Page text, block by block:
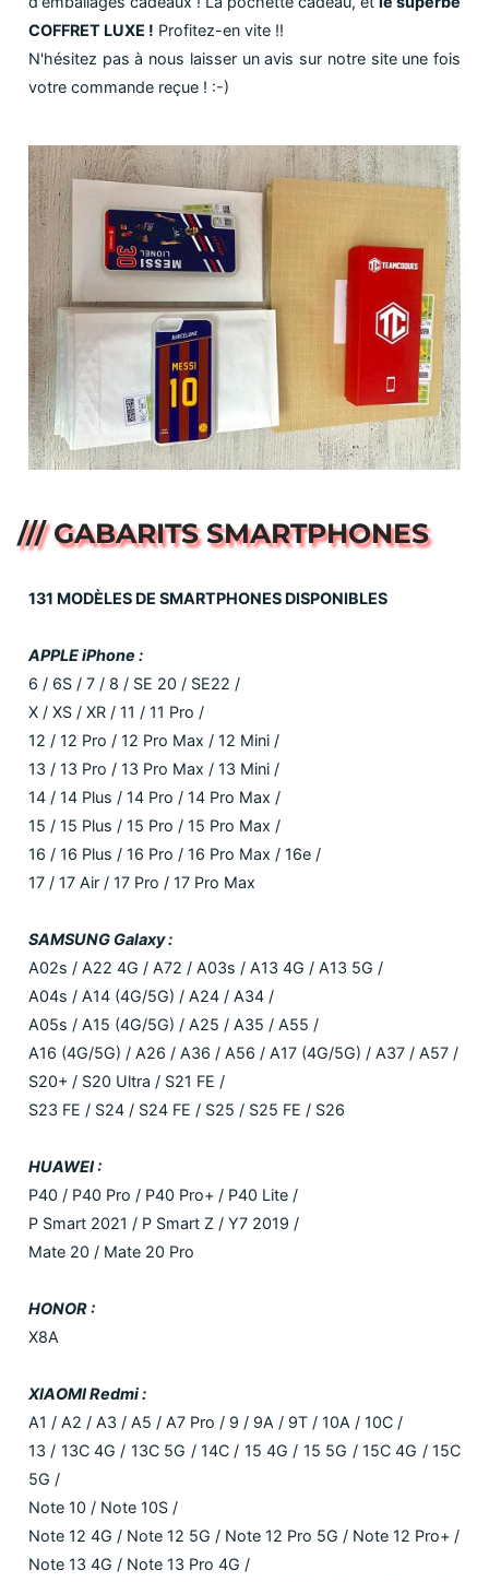
COFFRET LUXE ! Profitez-en vite !!
N'hésitez pas à nous laisser un avis sur notre site une fois
votre commande reçue ! :-)
/// GABARITS SMARTPHONES
131 MODÈLES DE SMARTPHONES DISPONIBLES
APPLE iPhone :
6 / 6S / 7 / 8 / SE 20 / SE22 /
X / XS / XR / 11 / 11 Pro /
12 / 12 Pro / 12 Pro Max / 12 Mini /
13 / 13 Pro / 13 Pro Max / 13 Mini /
14 / 14 Plus / 14 Pro / 14 Pro Max /
15 / 15 Plus / 15 Pro / 15 Pro Max /
16 / 16 Plus / 16 Pro / 16 Pro Max / 16e /
17 / 17 Air / 17 Pro / 17 Pro Max
SAMSUNG Galaxy :
A02s / A22 4G / A72 / A03s / A13 4G / A13 5G /
A04s / A14 (4G/5G) / A24 / A34 /
A05s / A15 (4G/5G) / A25 / A35 / A55 /
A16 (4G/5G) / A26 / A36 / A56 / A17 (4G/5G) / A37 / A57 /
S20+ / S20 Ultra / S21 FE /
S23 FE / S24 / S24 FE / S25 / S25 FE / S26
HUAWEI :
P40 / P40 Pro / P40 Pro+ / P40 Lite /
P Smart 2021 / P Smart Z / Y7 2019 /
Mate 20 / Mate 20 Pro
HONOR :
X8A
XIAOMI Redmi :
A1 / A2 / A3 / A5 / A7 Pro / 9 / 9A / 9T / 10A / 10C /
13 / 13C 4G / 13C 5G / 14C / 15 4G / 15 5G / 15C 4G / 15C
5G /
Note 10 / Note 10S /
Note 12 4G / Note 12 5G / Note 12 Pro 5G / Note 12 Pro+ /
Note 13 4G / Note 13 Pro 4G /